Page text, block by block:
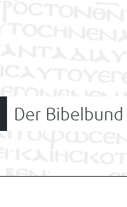
Der Bibelbund